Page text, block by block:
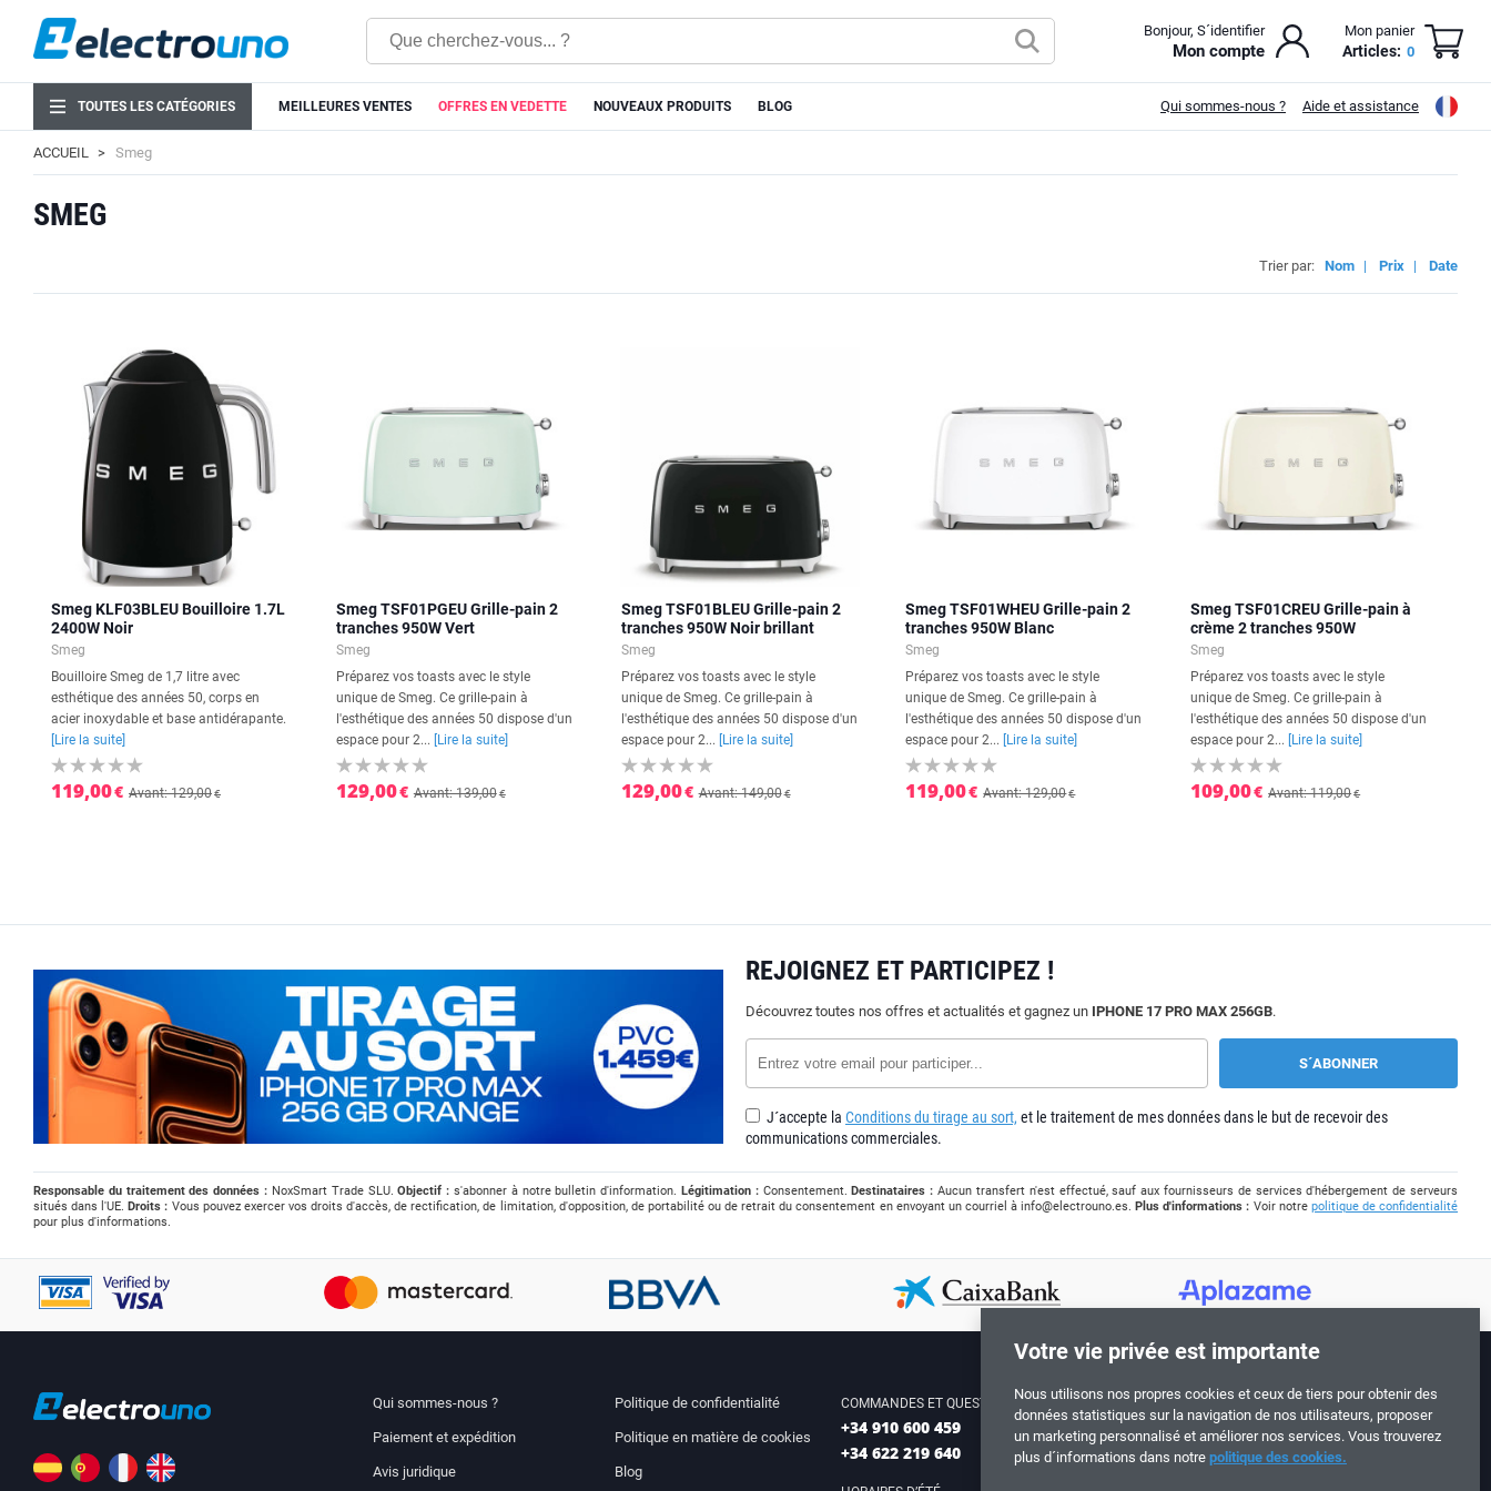
Bonjour, S´identifier
Mon compte
Mon panier
Articles: 0
TOUTES LES CATÉGORIES MEILLEURES VENTES OFFRES EN VEDETTE NOUVEAUX PRODUITS BLOG Qui sommes-nous ? Aide et assistance
ACCUEIL Smeg
SMEG
Trier par: Nom | Prix | Date
Smeg KLF03BLEU Bouilloire 1.7L
2400W Noir
Smeg
Bouilloire Smeg de 1,7 litre avec
esthétique des années 50, corps en
acier inoxydable et base antidérapante.
[Lire la suite]
119,00€ Avant: 129,00€
Smeg TSF01PGEU Grille-pain 2
tranches 950W Vert
Smeg
Préparez vos toasts avec le style
unique de Smeg. Ce grille-pain à
l'esthétique des années 50 dispose d'un
espace pour 2...
[Lire la suite]
129,00€ Avant: 139,00€
Smeg TSF01BLEU Grille-pain 2
tranches 950W Noir brillant
Smeg
Préparez vos toasts avec le style
unique de Smeg. Ce grille-pain à
l'esthétique des années 50 dispose d'un
espace pour 2...
[Lire la suite]
129,00€ Avant: 149,00€
Smeg TSF01WHEU Grille-pain 2
tranches 950W Blanc
Smeg
Préparez vos toasts avec le style
unique de Smeg. Ce grille-pain à
l'esthétique des années 50 dispose d'un
espace pour 2...
[Lire la suite]
119,00€ Avant: 129,00€
Smeg TSF01CREU Grille-pain à
crème 2 tranches 950W
Smeg
Préparez vos toasts avec le style
unique de Smeg. Ce grille-pain à
l'esthétique des années 50 dispose d'un
espace pour 2...
[Lire la suite]
109,00€ Avant: 119,00€
REJOIGNEZ ET PARTICIPEZ !
Découvrez toutes nos offres et actualités et gagnez un IPHONE 17 PRO MAX 256GB.
J´accepte la Conditions du tirage au sort, et le traitement de mes données dans le but de recevoir des
communications commerciales.
Responsable du traitement des données : NoxSmart Trade SLU.Objectif : s'abonner à notre bulletin d'information. Légitimation :Consentement.Destinataires : Aucun transfert n'est effectué, sauf aux fournisseurs de services d'hébergement de serveurs
situés dans l'UE.Droits : Vous pouvez exercer vos droits d'accès, de rectification, de limitation, d'opposition, de portabilité ou de retrait du consentement en envoyant un courriel àinfo@electrouno.es.Plus d'informations : Voir notre politique de confidentialité
pour plus d'informations.
Qui sommes-nous ?
Paiement et expédition
Avis juridique
Politique de confidentialité
Politique en matière de cookies
Blog
COMMANDES ET QUESTIONS
+34 910 600 459
+34 622 219 640
Suivez-nous !
Votre vie privée est importante
Nous utilisons nos propres cookies et ceux de tiers pour obtenir des
données statistiques sur la navigation de nos utilisateurs, proposer
un marketing personnalisé et améliorer nos services. Vous trouverez
plus d´informations dans notre politique des cookies.